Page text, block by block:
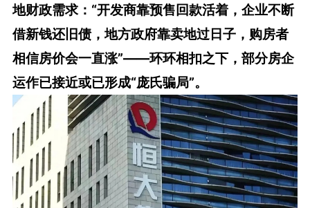
地财政需求：“开发商靠预售回款活着，企业不断
借新钱还旧债，地方政府靠卖地过日子，购房者
相信房价会一直涨”——环环相扣之下，部分房企
运作已接近或已形成“庞氏骗局”。